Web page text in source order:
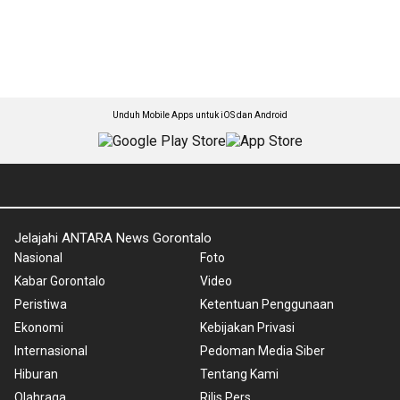
Unduh Mobile Apps untuk iOS dan Android
Jelajahi ANTARA News Gorontalo
Nasional
Kabar Gorontalo
Peristiwa
Ekonomi
Internasional
Hiburan
Olahraga
Foto
Video
Ketentuan Penggunaan
Kebijakan Privasi
Pedoman Media Siber
Tentang Kami
Rilis Pers